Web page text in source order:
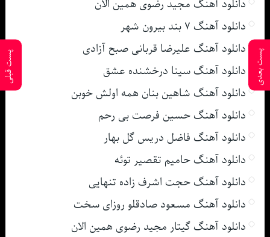
پست بعدی پست قبلی
دانلود آهنگ مجید رضوی همین الان
دانلود آهنگ ۷ بند بیرون شهر
دانلود آهنگ علیرضا قربانی صبح آزادی
دانلود آهنگ سینا درخشنده عشق
دانلود آهنگ شاهین بنان همه اولش خوبن
دانلود آهنگ حسین فرصت بی رحم
دانلود آهنگ فاضل دریس گل بهار
دانلود آهنگ حامیم تقصیر توئه
دانلود آهنگ حجت اشرف زاده تنهایی
دانلود آهنگ مسعود صادقلو روزای سخت
دانلود آهنگ گیتار مجید رضوی همین الان